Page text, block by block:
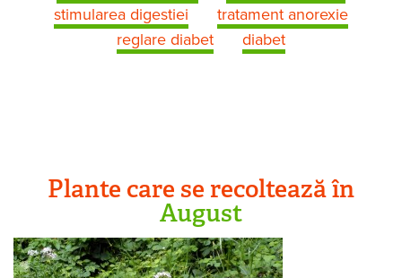
stimularea digestiei
tratament anorexie
reglare diabet
diabet
Plante care se recoltează în
August